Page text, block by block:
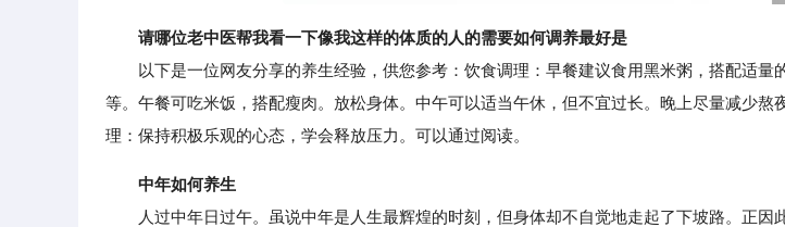
请哪位老中医帮我看一下像我这样的体质的人的需要如何调养最好是
以下是一位网友分享的养生经验，供您参考：饮食调理：早餐建议食用黑米粥，搭配适量
等。午餐可吃米饭，搭配瘦肉。放松身体。中午可以适当午休，但不宜过长。晚上尽量减少熬
理：保持积极乐观的心态，学会释放压力。可以通过阅读。
中年如何养生
人过中年日过午。虽说中年是人生最辉煌的时刻，但身体却不自觉地走起了下坡路。正因